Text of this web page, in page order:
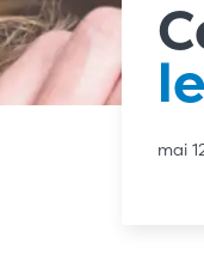
mai